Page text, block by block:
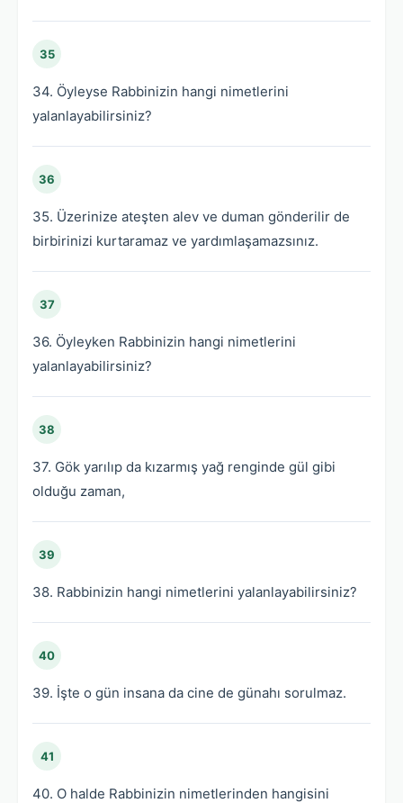
35
34. Öyleyse Rabbinizin hangi nimetlerini
yalanlayabilirsiniz?
36
35. Üzerinize ateşten alev ve duman gönderilir de
birbirinizi kurtaramaz ve yardımlaşamazsınız.
37
36. Öyleyken Rabbinizin hangi nimetlerini
yalanlayabilirsiniz?
38
37. Gök yarılıp da kızarmış yağ renginde gül gibi
olduğu zaman,
39
38. Rabbinizin hangi nimetlerini yalanlayabilirsiniz?
40
39. İşte o gün insana da cine de günahı sorulmaz.
41
40. O halde Rabbinizin nimetlerinden hangisini